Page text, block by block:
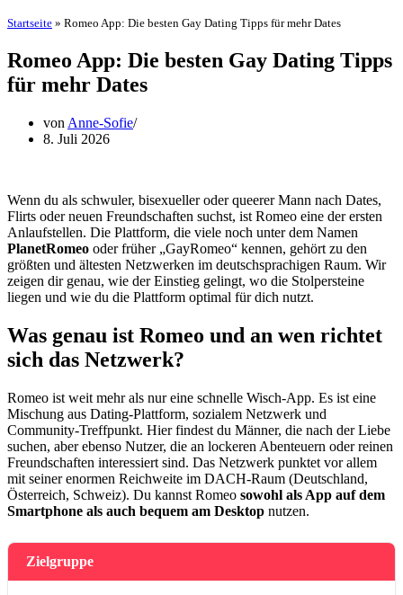
Startseite » Romeo App: Die besten Gay Dating Tipps für mehr Dates
Romeo App: Die besten Gay Dating Tipps
für mehr Dates
von Anne-Sofie
8. Juli 2026
Wenn du als schwuler, bisexueller oder queerer Mann nach Dates,
Flirts oder neuen Freundschaften suchst, ist Romeo eine der ersten
Anlaufstellen. Die Plattform, die viele noch unter dem Namen
PlanetRomeo oder früher „GayRomeo“ kennen, gehört zu den
größten und ältesten Netzwerken im deutschsprachigen Raum. Wir
zeigen dir genau, wie der Einstieg gelingt, wo die Stolpersteine
liegen und wie du die Plattform optimal für dich nutzt.
Was genau ist Romeo und an wen richtet
sich das Netzwerk?
Romeo ist weit mehr als nur eine schnelle Wisch-App. Es ist eine
Mischung aus Dating-Plattform, sozialem Netzwerk und
Community-Treffpunkt. Hier findest du Männer, die nach der Liebe
suchen, aber ebenso Nutzer, die an lockeren Abenteuern oder reinen
Freundschaften interessiert sind. Das Netzwerk punktet vor allem
mit seiner enormen Reichweite im DACH-Raum (Deutschland,
Österreich, Schweiz). Du kannst Romeo sowohl als App auf dem
Smartphone als auch bequem am Desktop nutzen.
Zielgruppe